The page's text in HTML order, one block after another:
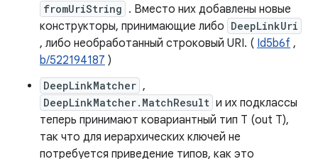
fromUriString . Вместо них добавлены новые
конструкторы, принимающие либо DeepLinkUri
, либо необработанный строковый URI. ( Id5b6f ,
b/522194187 )
DeepLinkMatcher ,
DeepLinkMatcher.MatchResult и их подклассы
теперь принимают ковариантный тип T (out T),
так что для иерархических ключей не
потребуется приведение типов, как это